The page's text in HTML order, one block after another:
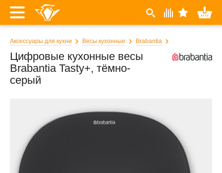
Аксессуары для кухни Весы кухонные Brabantia
Цифровые кухонные весы
Brabantia Tasty+, тёмно-
серый